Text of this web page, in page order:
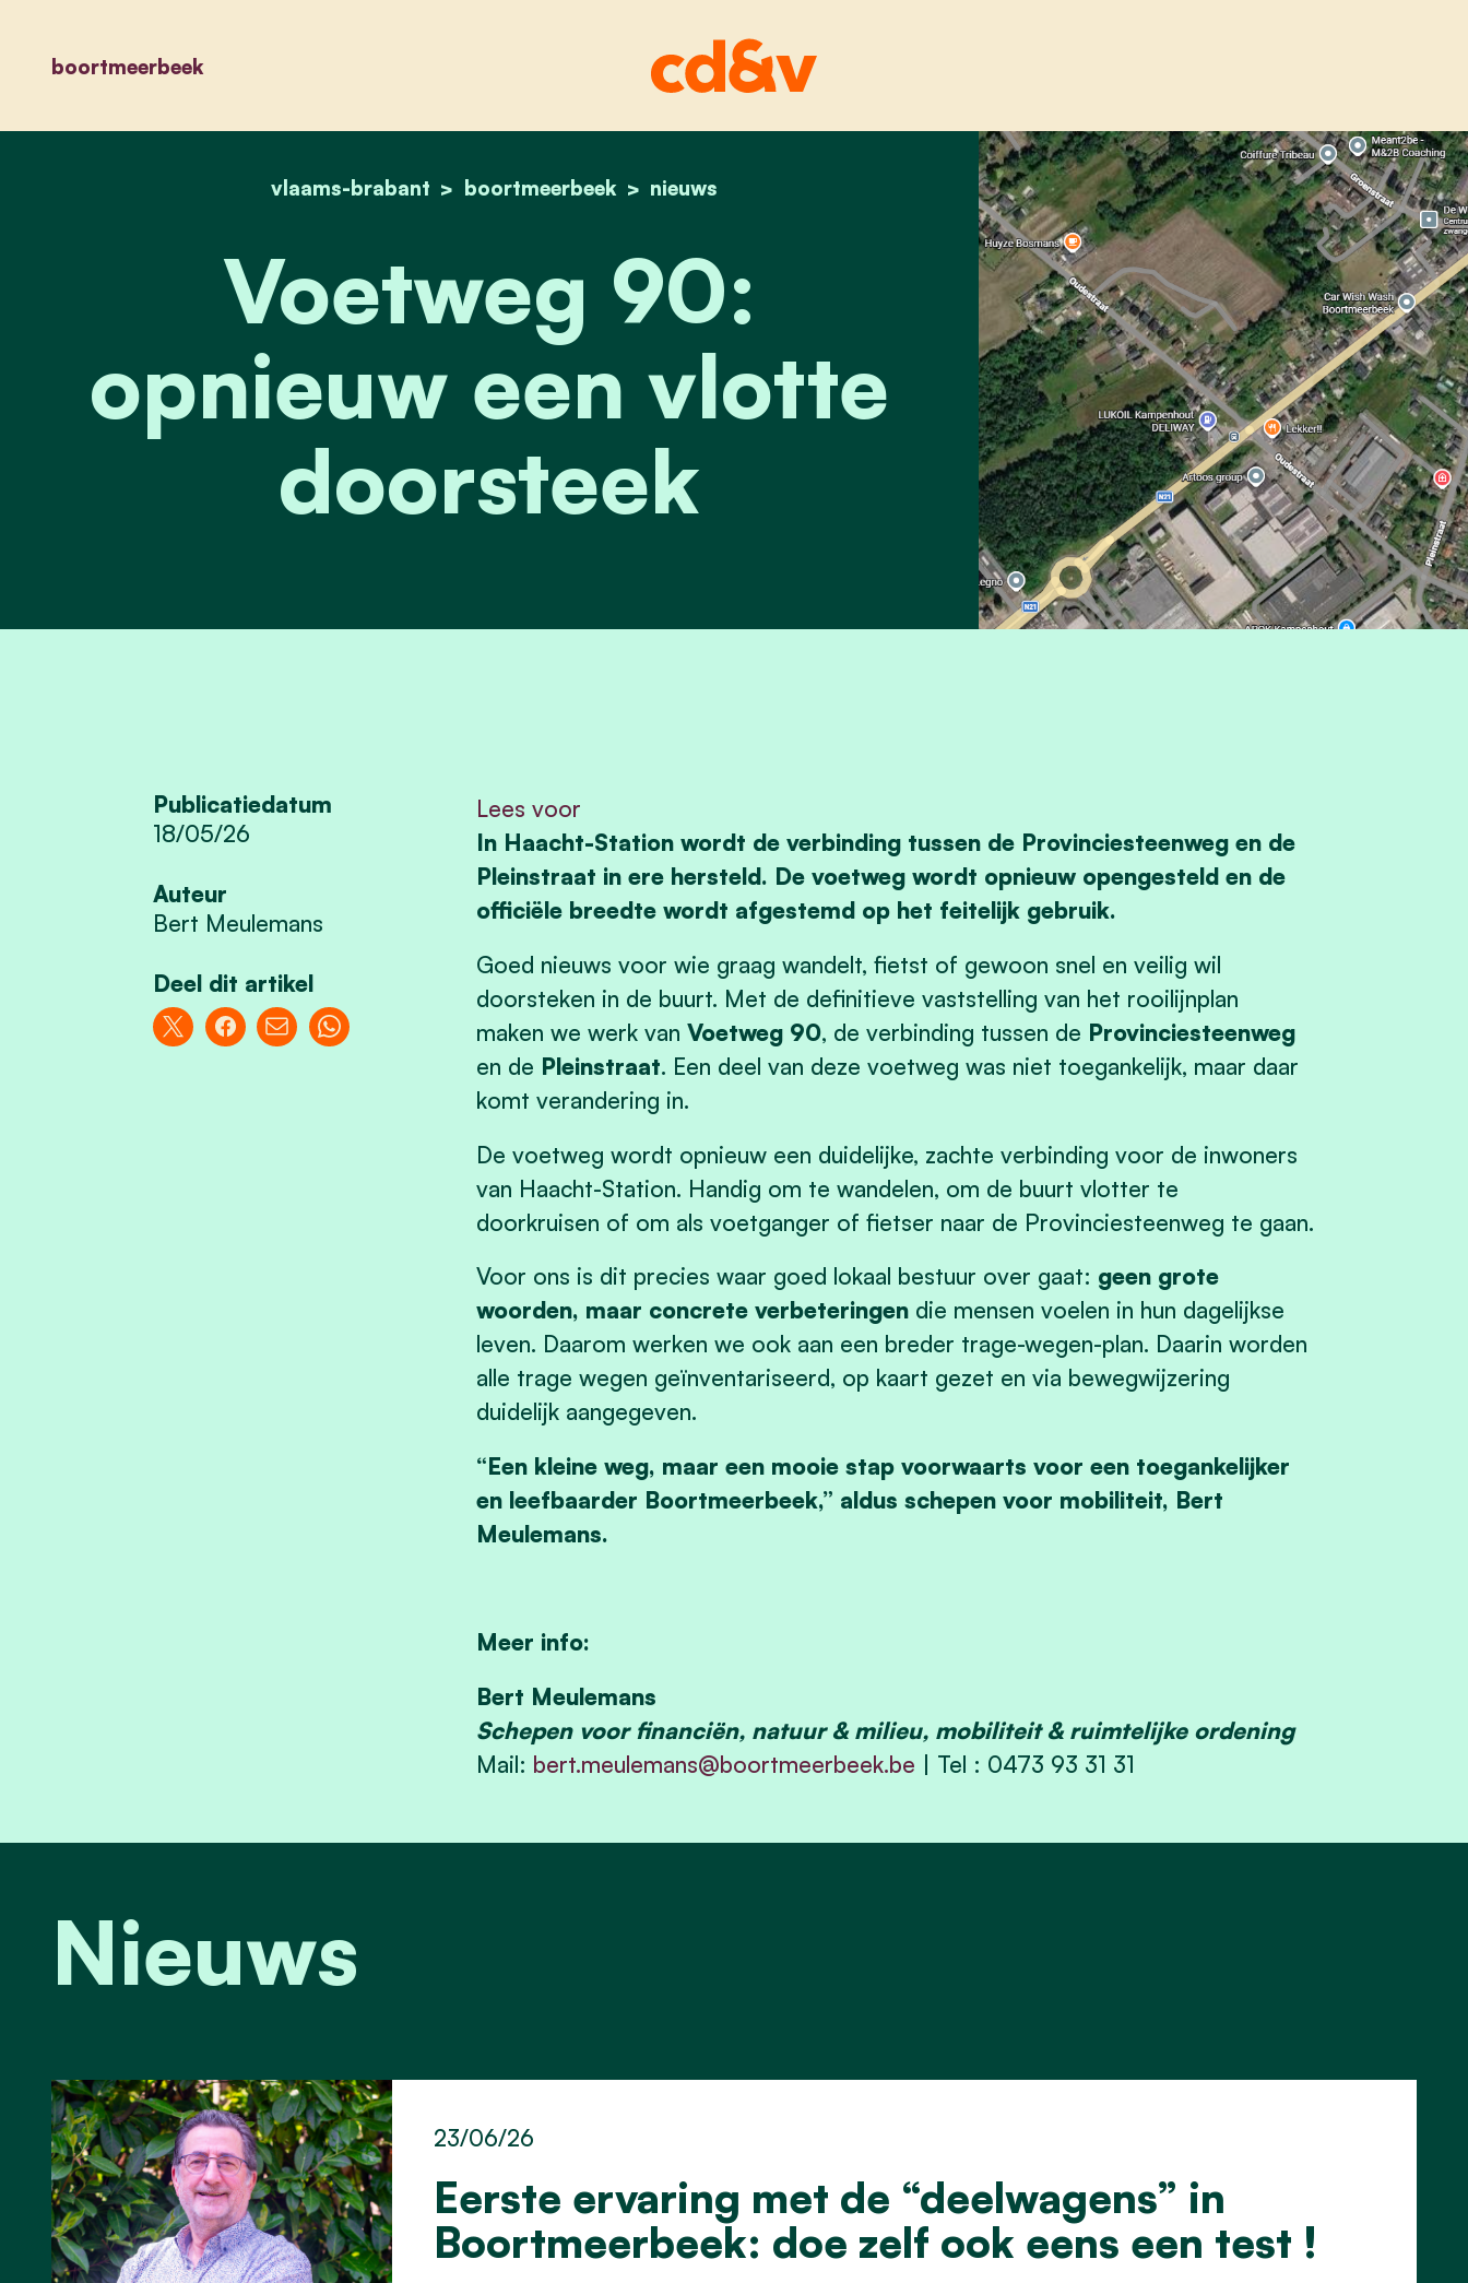
boortmeerbeek
home
vlaams-brabant boortmeerbeek nieuws
voetweg 90: opnieuw een vlotte doorsteek
Voetweg 90:
opnieuw een vlotte
doorsteek
Publicatiedatum
18/05/26
Auteur
Bert Meulemans
Deel dit artikel
Lees voor
In Haacht-Station wordt de verbinding tussen de Provinciesteenweg en de
Pleinstraat in ere hersteld. De voetweg wordt opnieuw opengesteld en de
officiële breedte wordt afgestemd op het feitelijk gebruik.
Goed nieuws voor wie graag wandelt, fietst of gewoon snel en veilig wil
doorsteken in de buurt. Met de definitieve vaststelling van het rooilijnplan
maken we werk van Voetweg 90, de verbinding tussen de Provinciesteenweg
en de Pleinstraat. Een deel van deze voetweg was niet toegankelijk, maar daar
komt verandering in.
De voetweg wordt opnieuw een duidelijke, zachte verbinding voor de inwoners
van Haacht-Station. Handig om te wandelen, om de buurt vlotter te
doorkruisen of om als voetganger of fietser naar de Provinciesteenweg te gaan.
Voor ons is dit precies waar goed lokaal bestuur over gaat: geen grote
woorden, maar concrete verbeteringendie mensen voelen in hun dagelijkse
leven. Daarom werken we ook aan een breder trage-wegen-plan. Daarin worden
alle trage wegen geïnventariseerd, op kaart gezet en via bewegwijzering
duidelijk aangegeven.
“Een kleine weg, maar een mooie stap voorwaarts voor een toegankelijker
en leefbaarder Boortmeerbeek,” aldus schepen voor mobiliteit, Bert
Meulemans.
Meer info:
Bert Meulemans
Schepen voor financiën, natuur & milieu, mobiliteit & ruimtelijke ordening
Mail: bert.meulemans@boortmeerbeek.be | Tel : 0473 93 31 31
Nieuws
Eerste ervaring met de “deelwagens” in
Boortmeerbeek: doe zelf ook eens een test !
23/06/26